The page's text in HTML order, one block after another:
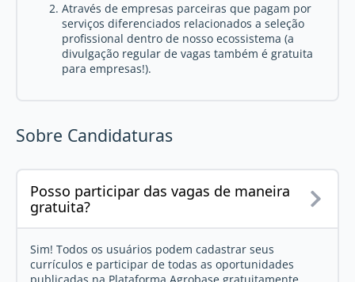
Através de empresas parceiras que pagam por
serviços diferenciados relacionados a seleção
profissional dentro de nosso ecossistema (a
divulgação regular de vagas também é gratuita
para empresas!).
Sobre Candidaturas
Posso participar das vagas de maneira
gratuita?
Sim! Todos os usuários podem cadastrar seus
currículos e participar de todas as oportunidades